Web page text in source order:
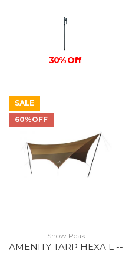
30% Off
SALE
60%OFF
Snow Peak
AMENITY TARP HEXA L --